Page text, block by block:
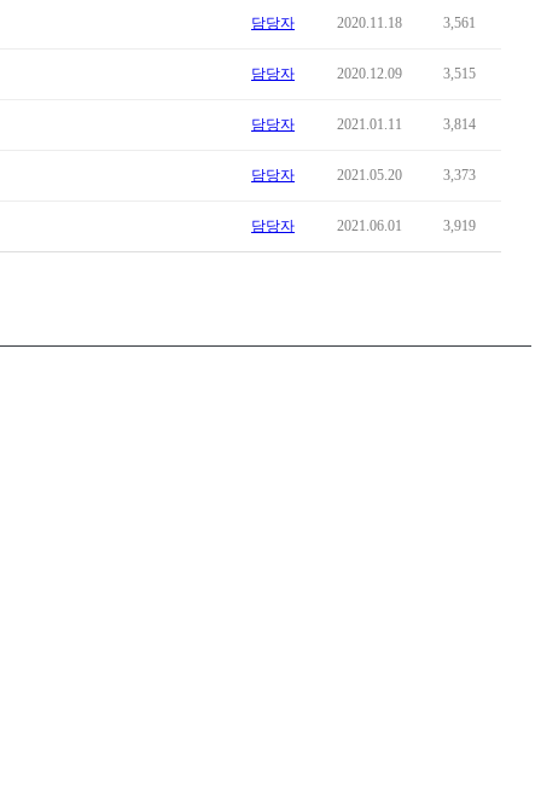
담당자 2020.11.18 3,561
담당자 2020.12.09 3,515
담당자 2021.01.11 3,814
담당자 2021.05.20 3,373
담당자 2021.06.01 3,919